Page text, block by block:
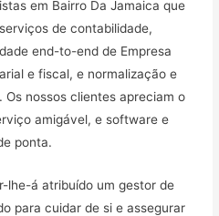
em Bairro Da Jamaica que
de contabilidade,
end-to-end de Empresa
e fiscal, e normalização e
nossos clientes apreciam o
amigável, e software e
ponta.
lhe-á atribuído um gestor de
para cuidar de si e assegurar